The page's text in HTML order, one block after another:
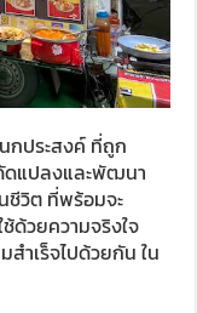
กประสงค์ ที่ถูก
ดแปลงและพัฒนา
ชีวิต ที่พร้อมจะ
ด้วยความจริงใจ
ำเร็จไปด้วยกัน ใน